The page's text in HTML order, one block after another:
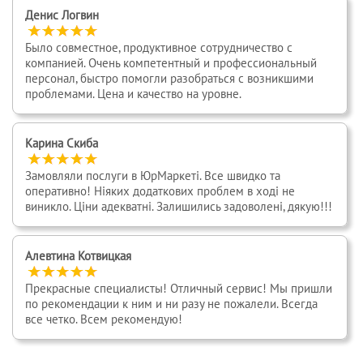
Денис Логвин
Было совместное, продуктивное сотрудничество с
компанией. Очень компетентный и профессиональный
персонал, быстро помогли разобраться с возникшими
проблемами. Цена и качество на уровне.
Карина Скиба
Замовляли послуги в ЮрМаркеті. Все швидко та
оперативно! Ніяких додаткових проблем в ході не
виникло. Ціни адекватні. Залишились задоволені, дякую!!!
Алевтина Котвицкая
Прекрасные специалисты! Отличный сервис! Мы пришли
по рекомендации к ним и ни разу не пожалели. Всегда
все четко. Всем рекомендую!